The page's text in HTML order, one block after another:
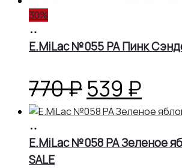
30%
корзину
E.MiLac №055 PA Пинк
770₽
цена
539 ₽
корзину
E.MiLac №058 PA Зеленое
SALE